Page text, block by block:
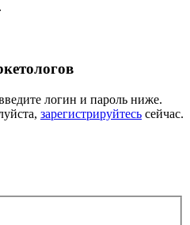
.
логин и пароль ниже.
зарегистрируйтесь сейчас.